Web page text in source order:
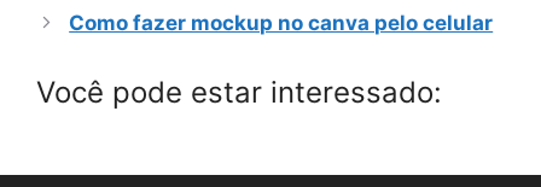
Como fazer mockup no canva pelo celular
Você pode estar interessado: